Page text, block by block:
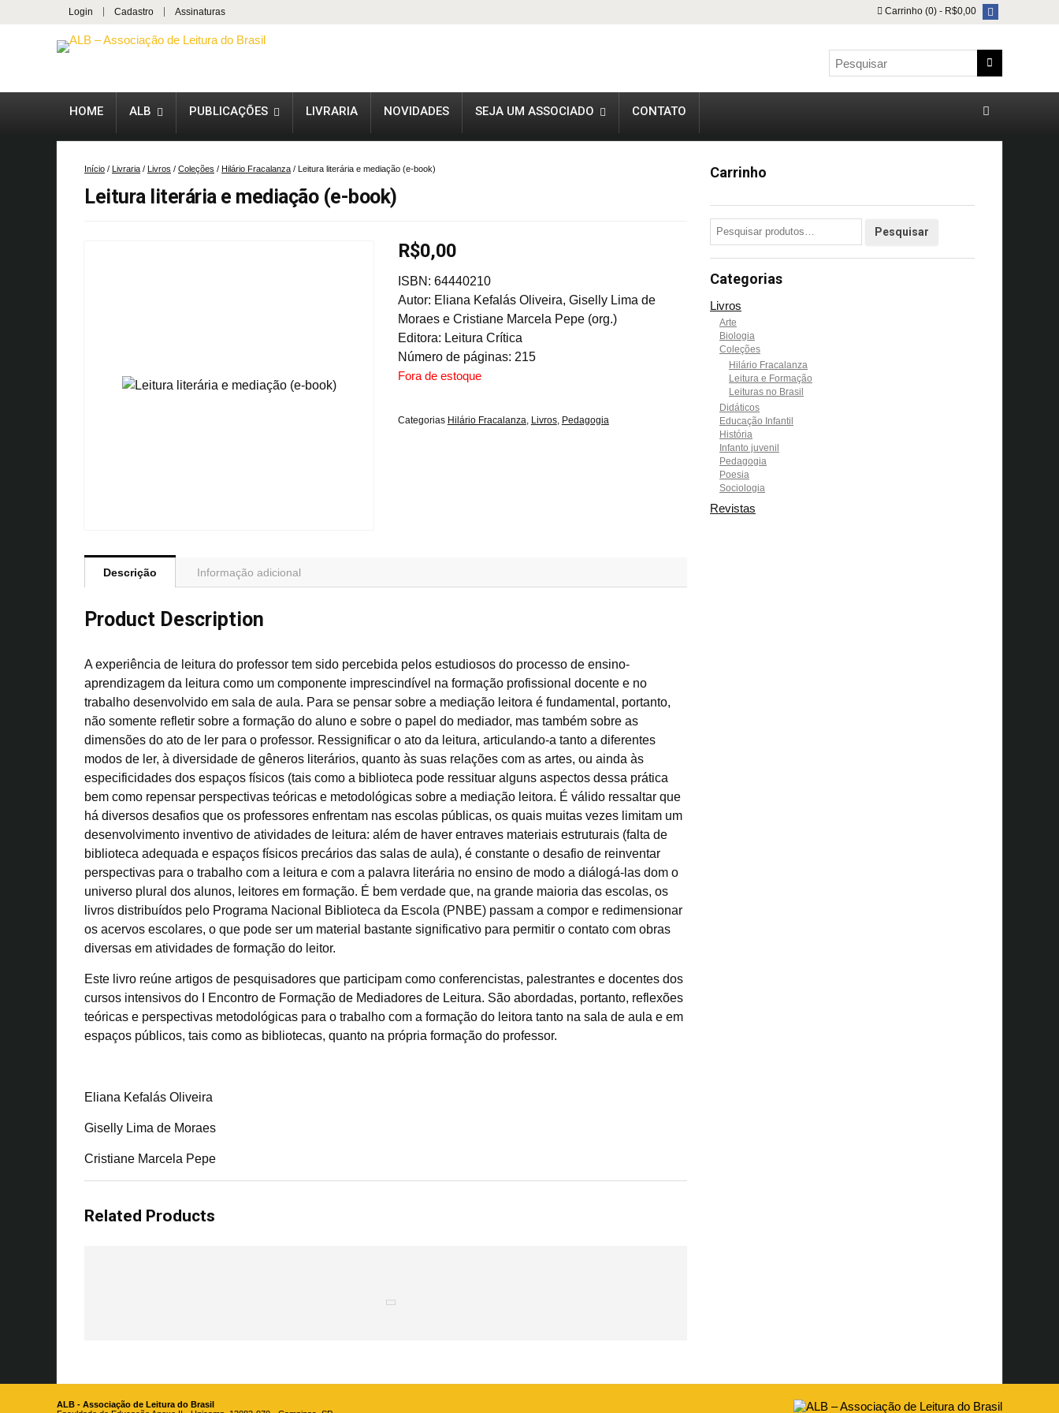
Login Cadastro Assinaturas Carrinho (0) - R$0,00
HOME ALB PUBLICAÇÕES LIVRARIA NOVIDADES SEJA UM ASSOCIADO CONTATO
Início / Livraria / Livros / Coleções / Hilário Fracalanza / Leitura literária e mediação (e-book)
Leitura literária e mediação (e-book)
R$0,00
ISBN: 64440210
Autor: Eliana Kefalás Oliveira, Giselly Lima de
Moraes e Cristiane Marcela Pepe (org.)
Editora: Leitura Crítica
Número de páginas: 215
Fora de estoque
Categorias Hilário Fracalanza, Livros, Pedagogia
Descrição Informação adicional
Product Description
A experiência de leitura do professor tem sido percebida pelos estudiosos do processo de ensino-
aprendizagem da leitura como um componente imprescindível na formação profissional docente e no
trabalho desenvolvido em sala de aula. Para se pensar sobre a mediação leitora é fundamental, portanto,
não somente refletir sobre a formação do aluno e sobre o papel do mediador, mas também sobre as
dimensões do ato de ler para o professor. Ressignificar o ato da leitura, articulando-a tanto a diferentes
modos de ler, à diversidade de gêneros literários, quanto às suas relações com as artes, ou ainda às
especificidades dos espaços físicos (tais como a biblioteca pode ressituar alguns aspectos dessa prática
bem como repensar perspectivas teóricas e metodológicas sobre a mediação leitora. É válido ressaltar que
há diversos desafios que os professores enfrentam nas escolas públicas, os quais muitas vezes limitam um
desenvolvimento inventivo de atividades de leitura: além de haver entraves materiais estruturais (falta de
biblioteca adequada e espaços físicos precários das salas de aula), é constante o desafio de reinventar
perspectivas para o trabalho com a leitura e com a palavra literária no ensino de modo a diálogá-las dom o
universo plural dos alunos, leitores em formação. É bem verdade que, na grande maioria das escolas, os
livros distribuídos pelo Programa Nacional Biblioteca da Escola (PNBE) passam a compor e redimensionar
os acervos escolares, o que pode ser um material bastante significativo para permitir o contato com obras
diversas em atividades de formação do leitor.
Este livro reúne artigos de pesquisadores que participam como conferencistas, palestrantes e docentes dos
cursos intensivos do I Encontro de Formação de Mediadores de Leitura. São abordadas, portanto, reflexões
teóricas e perspectivas metodológicas para o trabalho com a formação do leitora tanto na sala de aula e em
espaços públicos, tais como as bibliotecas, quanto na própria formação do professor.
Eliana Kefalás Oliveira
Giselly Lima de Moraes
Cristiane Marcela Pepe
Related Products
Carrinho
Categorias
Livros
Arte
Biologia
Coleções
Hilário Fracalanza
Leitura e Formação
Leituras no Brasil
Didáticos
Educação Infantil
História
Infanto juvenil
Pedagogia
Poesia
Sociologia
Revistas
ALB - Associação de Leitura do Brasil